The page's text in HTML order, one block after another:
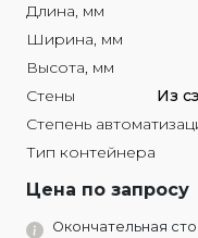
Длина, мм
Ширина, мм
Высота, мм
Стены
Из
Степень
Тип контейнера
Цена по запросу
Окончательная